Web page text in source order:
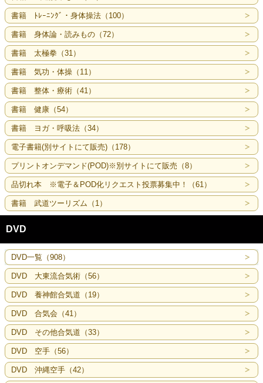
書籍 ﾄﾚｰﾆﾝｸﾞ・身体操法（100）
書籍 身体論・読みもの（72）
書籍 太極拳（31）
書籍 気功・体操（11）
書籍 整体・療術（41）
書籍 健康（54）
書籍 ヨガ・呼吸法（34）
電子書籍(別サイトにて販売)（178）
プリントオンデマンド(POD)※別サイトにて販売（8）
品切れ本 ※電子＆POD化リクエスト投票募集中！（61）
書籍 武道ツーリズム（1）
DVD
DVD一覧（908）
DVD 大東流合気術（56）
DVD 養神館合気道（19）
DVD 合気会（41）
DVD その他合気道（33）
DVD 空手（56）
DVD 沖縄空手（42）